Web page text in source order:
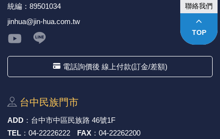
聯絡我們
keyboard_arrow_up
TOP
統編：89501034
jinhua@jin-hua.com.tw
電話詢價後 線上付款(訂金/差額)
台中⺠族⾨市
ADD ： 台中市中區⺠族路 46號1F
TEL ： 04-22226222 FAX ： 04-22262200